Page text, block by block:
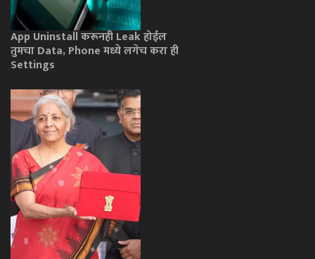
App Uninstall करूनही Leak होईल
तुमचा Data, Phone मध्ये लगेच करा ही
Settings